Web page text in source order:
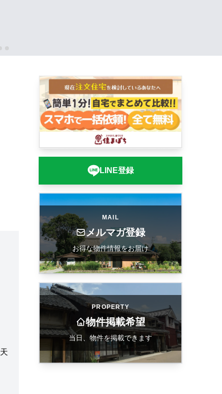
LINE登録
MAIL
メルマガ登録
お得な物件情報をお届け
PROPERTY
物件掲載希望
当日、物件を掲載できます